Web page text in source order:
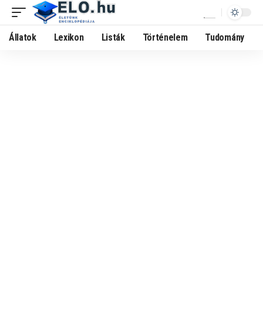
Állatok Lexikon Listák Történelem Tudomány